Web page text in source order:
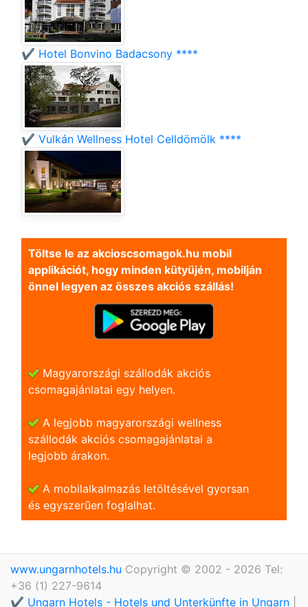
✔️ Hotel Bonvino Badacsony ****
✔️ Vulkán Wellness Hotel Celldömölk ****
Töltse le az akcioscsomagok.hu mobil
applikációt, hogy minden kütyüjén, mobilján
önnel legyen az összes akciós szállás!
Magyarországi szállodák akciós
csomagajánlatai egy helyen.
A legjobb magyarországi wellness
szállodák akciós csomagajánlatai a
legjobb árakon.
A mobilalkalmazás letöltésével gyorsan
és egyszerũen foglalhat.
www.ungarnhotels.hu Copyright © 2002 - 2026 Tel:
+36 (1) 227-9614
✔️ Ungarn Hotels - Hotels und Unterkünfte in Ungarn